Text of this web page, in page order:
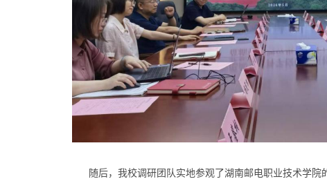
随后，我校调研团队实地参观了湖南邮电职业技术学院